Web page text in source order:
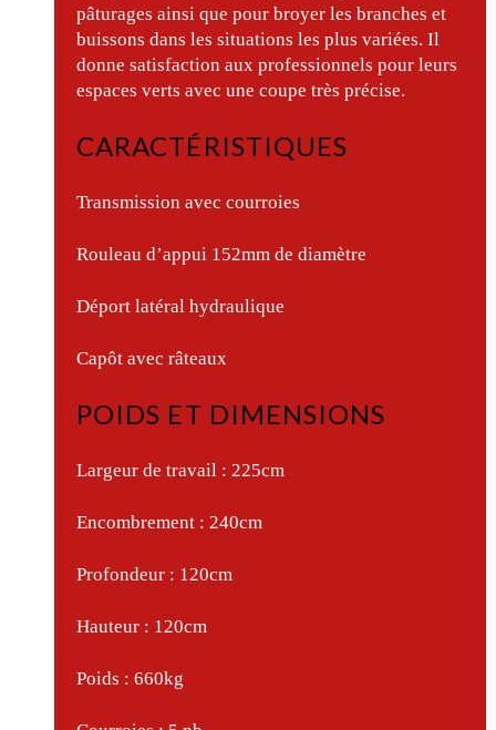
pâturages ainsi que pour broyer les branches et
buissons dans les situations les plus variées. Il
donne satisfaction aux professionnels pour leurs
espaces verts avec une coupe très précise.
CARACTÉRISTIQUES
Transmission avec courroies
Rouleau d’appui 152mm de diamètre
Déport latéral hydraulique
Capôt avec râteaux
POIDS ET DIMENSIONS
Largeur de travail : 225cm
Encombrement : 240cm
Profondeur : 120cm
Hauteur : 120cm
Poids : 660kg